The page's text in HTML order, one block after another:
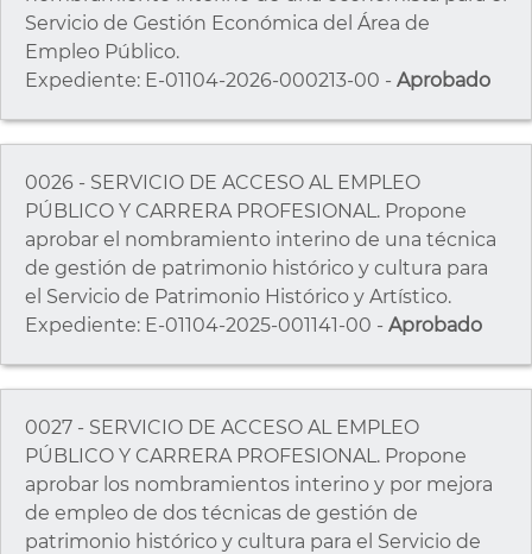
Servicio de Gestión Económica del Área de
Empleo Público.
Expediente: E-01104-2026-000213-00 - Aprobado
0026 - SERVICIO DE ACCESO AL EMPLEO
PÚBLICO Y CARRERA PROFESIONAL. Propone
aprobar el nombramiento interino de una técnica
de gestión de patrimonio histórico y cultura para
el Servicio de Patrimonio Histórico y Artístico.
Expediente: E-01104-2025-001141-00 - Aprobado
0027 - SERVICIO DE ACCESO AL EMPLEO
PÚBLICO Y CARRERA PROFESIONAL. Propone
aprobar los nombramientos interino y por mejora
de empleo de dos técnicas de gestión de
patrimonio histórico y cultura para el Servicio de